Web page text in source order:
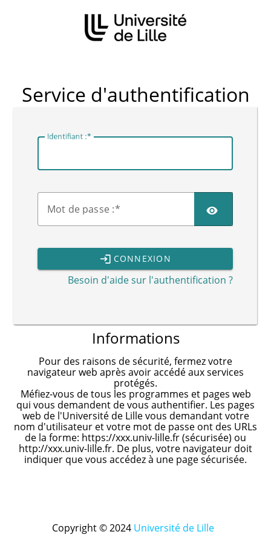
CAS
Service d'authentification
Identifiant :
Mot de passe :
CONNEXION
Besoin d'aide sur l'authentification ?
Informations
Pour des raisons de sécurité, fermez votre
navigateur web après avoir accédé aux services
protégés.
Méfiez-vous de tous les programmes et pages web
qui vous demandent de vous authentifier. Les pages
web de l'Université de Lille vous demandant votre
nom d'utilisateur et votre mot de passe ont des URLs
de la forme: https://xxx.univ-lille.fr (sécurisée) ou
http://xxx.univ-lille.fr. De plus, votre navigateur doit
indiquer que vous accédez à une page sécurisée.
Copyright © 2024 Université de Lille